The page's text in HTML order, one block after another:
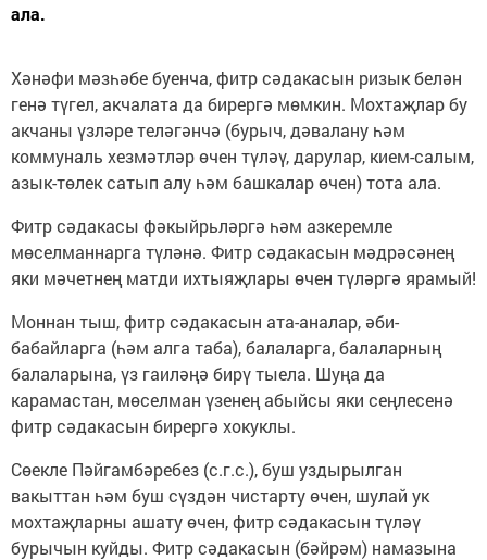
ала.
Хәнәфи мәзһәбе буенча, фитр сәдакасын ризык белән
генә түгел, акчалата да бирергә мөмкин. Мохтаҗлар бу
акчаны үзләре теләгәнчә (бурыч, дәвалану һәм
коммуналь хезмәтләр өчен түләү, дарулар, кием-салым,
азык-төлек сатып алу һәм башкалар өчен) тота ала.
Фитр сәдакасы фәкыйрьләргә һәм азкеремле
мөселманнарга түләнә. Фитр сәдакасын мәдрәсәнең
яки мәчетнең матди ихтыяҗлары өчен түләргә ярамый!
Моннан тыш, фитр сәдакасын ата-аналар, әби-
бабайларга (һәм алга таба), балаларга, балаларның
балаларына, үз гаиләңә бирү тыела. Шуңа да
карамастан, мөселман үзенең абыйсы яки сеңлесенә
фитр сәдакасын бирергә хокуклы.
Сөекле Пәйгамбәребез (с.г.с.), буш уздырылган
вакыттан һәм буш сүздән чистарту өчен, шулай ук
мохтаҗларны ашату өчен, фитр сәдакасын түләү
бурычын куйды. Фитр сәдакасын (бәйрәм) намазына